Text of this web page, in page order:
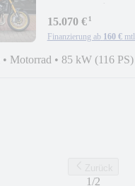
15.070 €¹
Finanzierung ab 160 € mtl.
• Motorrad • 85 kW (116 PS)
1/2